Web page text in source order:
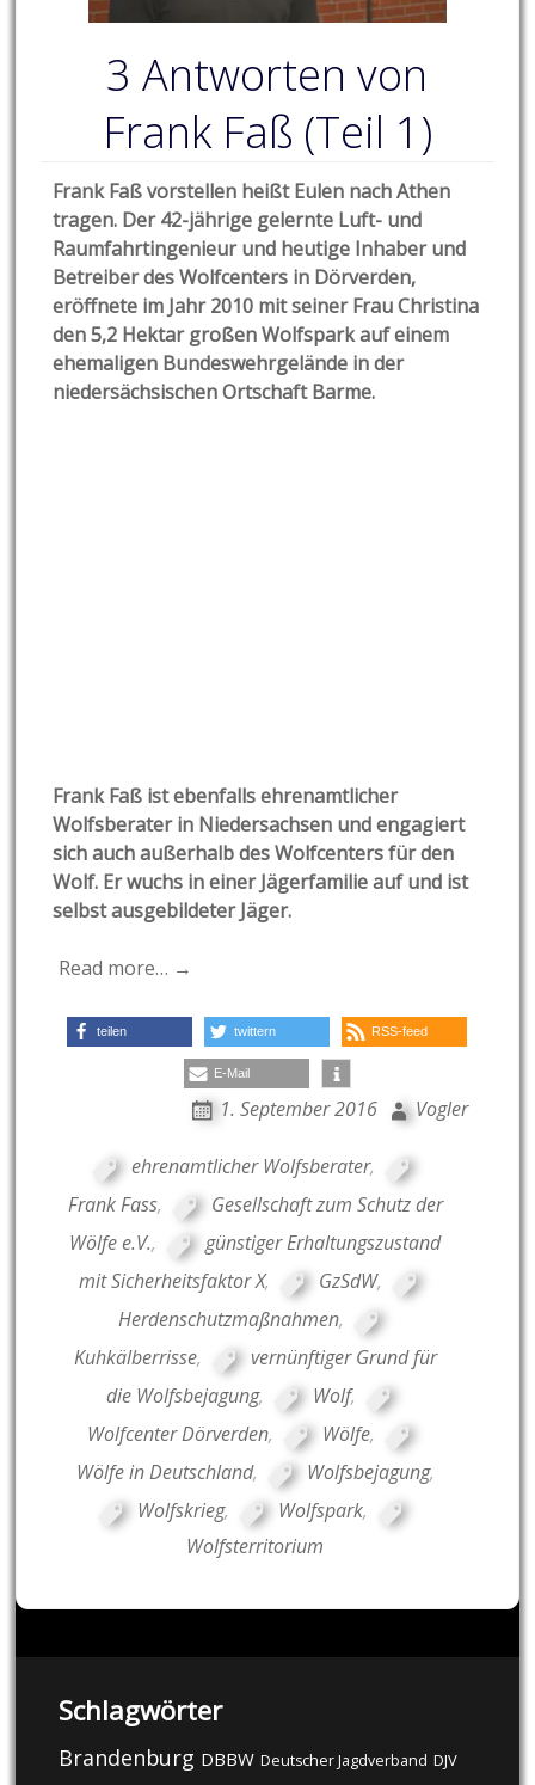
3 Antworten von
Frank Faß (Teil 1)
Frank Faß vorstellen heißt Eulen nach Athen
tragen. Der 42-jährige gelernte Luft- und
Raumfahrtingenieur und heutige Inhaber und
Betreiber des Wolfcenters in Dörverden,
eröffnete im Jahr 2010 mit seiner Frau Christina
den 5,2 Hektar großen Wolfspark auf einem
ehemaligen Bundeswehrgelände in der
niedersächsischen Ortschaft Barme.
Frank Faß ist ebenfalls ehrenamtlicher
Wolfsberater in Niedersachsen und engagiert
sich auch außerhalb des Wolfcenters für den
Wolf. Er wuchs in einer Jägerfamilie auf und ist
selbst ausgebildeter Jäger.
Read more… →
teilen twittern RSS-feed
E-Mail
1. September 2016 Vogler
ehrenamtlicher Wolfsberater,
Frank Fass,
Gesellschaft zum Schutz der
Wölfe e.V.,
günstiger Erhaltungszustand
mit Sicherheitsfaktor X, GzSdW,
Herdenschutzmaßnahmen,
Kuhkälberrisse,
vernünftiger Grund für
die Wolfsbejagung, Wolf,
Wolfcenter Dörverden, Wölfe,
Wölfe in Deutschland, Wolfsbejagung,
Wolfskrieg, Wolfspark,
Wolfsterritorium
Schlagwörter
Brandenburg DBBW Deutscher Jagdverband DJV